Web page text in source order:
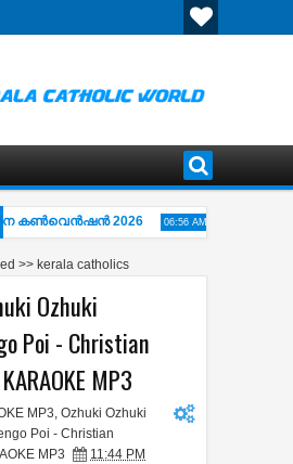
കൺവെൻഷൻ 2026 06:56 AM
>> kerala catholics
Ozhuki
Poi - Christian
MP3
MP3, Ozhuki Ozhuki
Poi - Christian
MP3
11:44 PM